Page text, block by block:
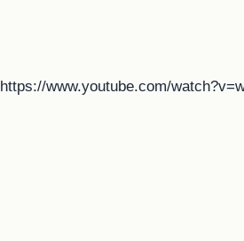
https://www.youtube.com/